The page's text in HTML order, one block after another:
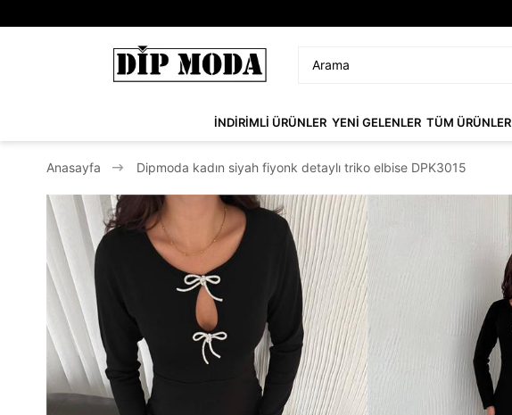
İNDİRİMLİ ÜRÜNLER YENİ GELENLER TÜM ÜRÜNLER
Anasayfa Dipmoda kadın siyah fiyonk detaylı triko elbise DPK3015